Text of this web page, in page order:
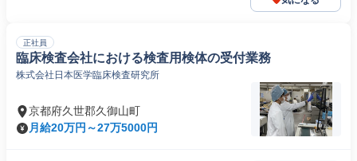
正社員
臨床検査会社における検査用検体の受付業務
株式会社日本医学臨床検査研究所
京都府久世郡久御山町
月給20万円～27万5000円